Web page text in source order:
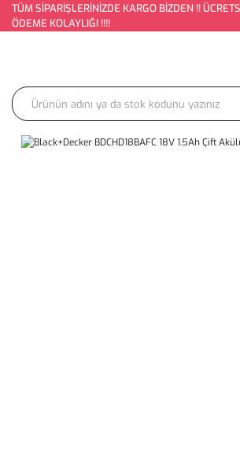
TÜM SİPARİŞLERİNİZDE KARGO BİZDEN !!
ÖDEME KOLAYLIĞI !!!!